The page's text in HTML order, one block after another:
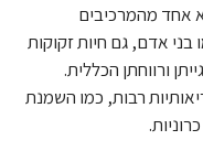
אחד מהמרכיבים
בני אדם, גם חיות זקוקות
ורווחתן הכללית.
רבות, כמו השמנת